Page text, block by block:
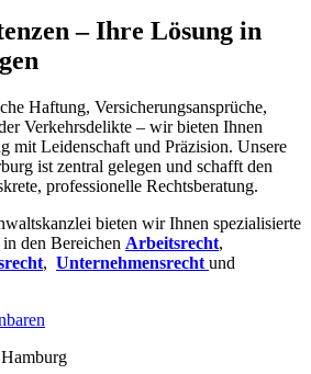
– Ihre Lösung in
Haftung, Versicherungsansprüche,
Verkehrsdelikte – wir bieten Ihnen
mit Leidenschaft und Präzision. Unsere
ist zentral gelegen und schafft den
professionelle Rechtsberatung.
bieten wir Ihnen spezialisierte
den Bereichen Arbeitsrecht,
, Unternehmensrecht und